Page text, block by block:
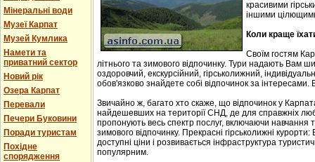
Мінеральні води
Музеї Карпат
Музей Кумлика
Намети та
приватний сектор
Новий рік
Озера Карпат
Перевали
Печери Буковини
Поради туристам
Похідне
спорядження
красивими
іншими
Коли краще
Своїм гостям
літнього та зимового відпочинку. Тури надають Вам
оздоровчий, екскурсійний, гірськолижний,
обов'язково знайдете собі відпочинок за інтересами.
Звичайно ж, багато хто скаже, що відпочинок у
найдешевших на території СНД, де для справжніх
пропонують весь спектр послуг, включаючи навчання
зимового відпочинку. Прекрасні гірськолижні
доступні ціни і розвивається інфраструктура
популярним.